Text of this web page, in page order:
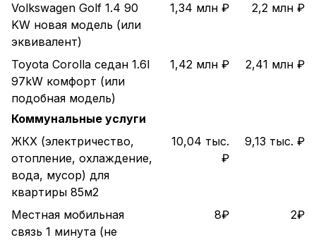
Volkswagen Golf 1.4 90
KW новая модель (или
эквивалент)
1,34 млн ₽ 2,2 млн ₽
Toyota Corolla седан 1.6l
97kW комфорт (или
подобная модель)
1,42 млн ₽ 2,41 млн ₽
Коммунальные услуги
ЖКХ (электричество,
отопление, охлаждение,
вода, мусор) для
квартиры 85м2
10,04 тыс.
₽
9,13 тыс. ₽
Местная мобильная
связь 1 минута (не
8₽ 2₽